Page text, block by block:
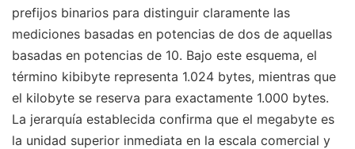
prefijos binarios para distinguir claramente las
mediciones basadas en potencias de dos de aquellas
basadas en potencias de 10. Bajo este esquema, el
término kibibyte representa 1.024 bytes, mientras que
el kilobyte se reserva para exactamente 1.000 bytes.
La jerarquía establecida confirma que el megabyte es
la unidad superior inmediata en la escala comercial y